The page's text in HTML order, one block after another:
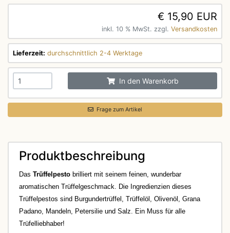
€ 15,90 EUR
inkl. 10 % MwSt. zzgl. Versandkosten
Lieferzeit: durchschnittlich 2-4 Werktage
In den Warenkorb
Frage zum Artikel
Produktbeschreibung
Das Trüffelpesto brilliert mit seinem feinen, wunderbar
aromatischen Trüffelgeschmack. Die Ingredienzien dieses
Trüffelpestos sind Burgundertrüffel, Trüffelöl, Olivenöl, Grana
Padano, Mandeln, Petersilie und Salz. Ein Muss für alle
Trüfelliebhaber!